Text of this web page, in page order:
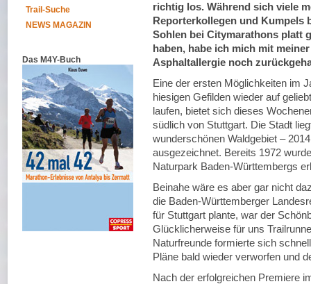
Trail-Suche
NEWS MAGAZIN
Das M4Y-Buch
richtig los. Während sich viele
Reporterkollegen und Kumpels
Sohlen bei Citymarathons platt
haben, habe ich mich mit
Asphaltallergie noch
Eine der ersten Möglichkeiten im
hiesigen Gefilden wieder auf
laufen, bietet sich dieses
südlich von Stuttgart. Die Stadt
wunderschönen Waldgebiet –
ausgezeichnet. Bereits 1972
Naturpark Baden-Württembergs
Beinahe wäre es aber gar nicht
die Baden-Württemberger
für Stuttgart plante, war der
Glücklicherweise für uns
Naturfreunde formierte sich
Pläne bald wieder verworfen und
Nach der erfolgreichen Premiere